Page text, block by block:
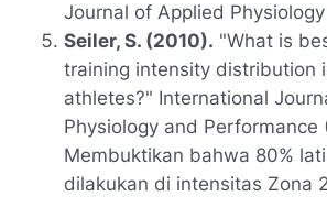
Journal of Applied Physiology
Seiler, S. (2010). "What is
training intensity distribution
athletes?" International
Physiology and Performance
Membuktikan bahwa 80%
dilakukan di intensitas Zona